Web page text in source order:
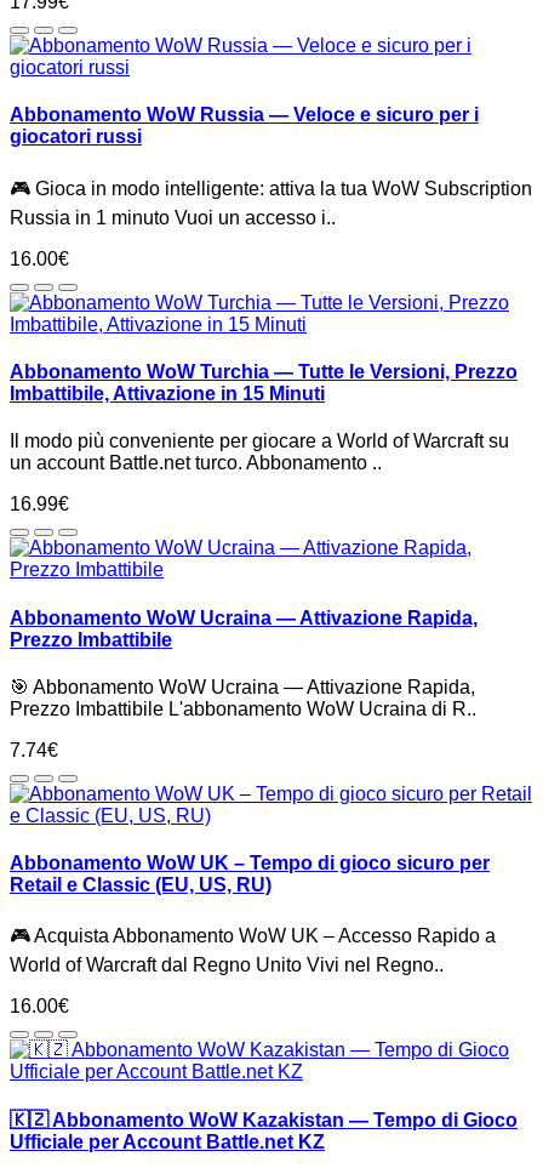
Abbonamento WoW Russia — Veloce e sicuro per i
giocatori russi
🎮 Gioca in modo intelligente: attiva la tua WoW Subscription
Russia in 1 minuto Vuoi un accesso i..
16.00€
Abbonamento WoW Turchia — Tutte le Versioni, Prezzo
Imbattibile, Attivazione in 15 Minuti
Il modo più conveniente per giocare a World of Warcraft su
un account Battle.net turco. Abbonamento ..
16.99€
Abbonamento WoW Ucraina — Attivazione Rapida,
Prezzo Imbattibile
🎯 Abbonamento WoW Ucraina — Attivazione Rapida,
Prezzo Imbattibile L'abbonamento WoW Ucraina di R..
7.74€
Abbonamento WoW UK – Tempo di gioco sicuro per
Retail e Classic (EU, US, RU)
🎮 Acquista Abbonamento WoW UK – Accesso Rapido a
World of Warcraft dal Regno Unito Vivi nel Regno..
16.00€
🇰🇿 Abbonamento WoW Kazakistan — Tempo di Gioco
Ufficiale per Account Battle.net KZ